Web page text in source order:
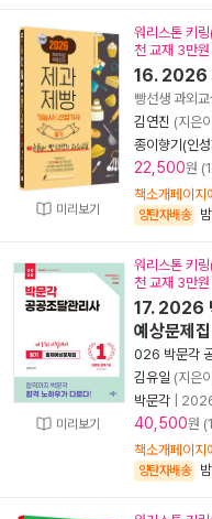
미리보기
워리스톤 키
천 교재 3만원
16. 2026
빵선생 과외
김연진 (지은
종이향기(인
22,500원
책소개페이지
양탄자배송
미리보기
워리스톤 키
천 교재 3만원
17. 2026
예상문제집
026 박문각
김유일 (지은
박문각
40,500원
책소개페이지
양탄자배송